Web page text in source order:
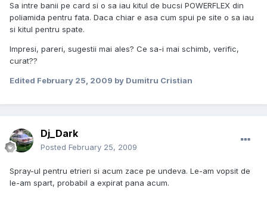
Sa intre banii pe card si o sa iau kitul de bucsi POWERFLEX din
poliamida pentru fata. Daca chiar e asa cum spui pe site o sa iau
si kitul pentru spate.
Impresi, pareri, sugestii mai ales? Ce sa-i mai schimb, verific,
curat??
Edited February 25, 2009 by Dumitru Cristian
Dj_Dark
Posted February 25, 2009
Spray-ul pentru etrieri si acum zace pe undeva. Le-am vopsit de
le-am spart, probabil a expirat pana acum.